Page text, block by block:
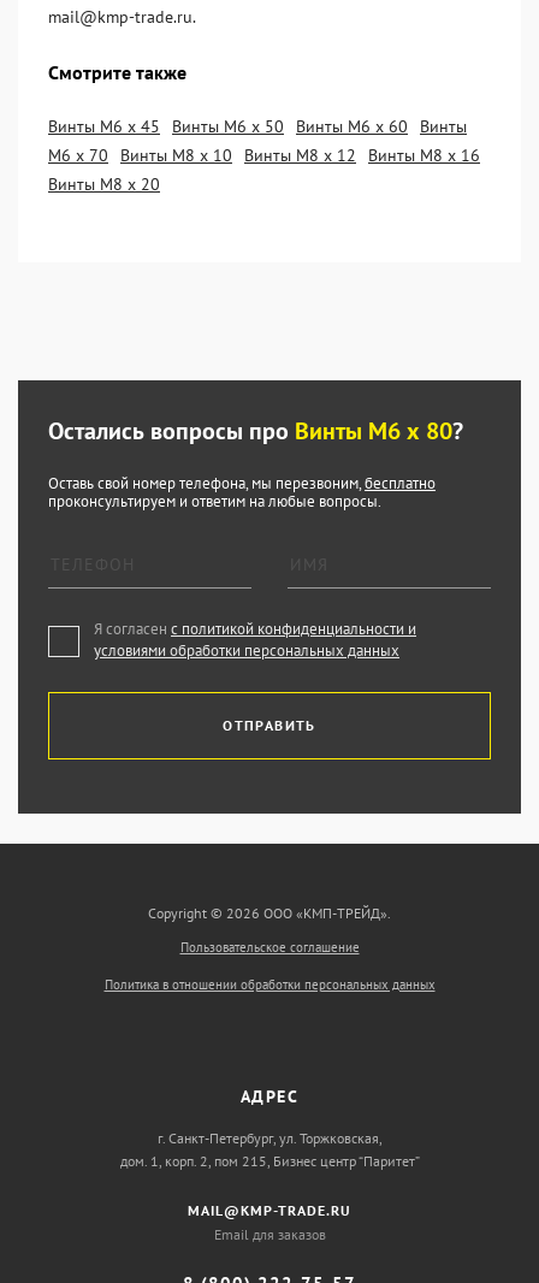
mail@kmp-trade.ru.
Смотрите также
Винты М6 х 45 Винты М6 х 50 Винты М6 х 60
Винты
М6 х 70
Винты М8 х 10 Винты М8 х 12
Винты М8 х 16
Винты М8 х 20
Остались вопросы про Винты М6 х 80?
Оставь свой номер телефона, мы перезвоним,бесплатно
проконсультируем и ответим на любые вопросы.
Я согласен с политикой конфиденциальности и
условиями обработки персональных данных
ОТПРАВИТЬ
Copyright © 2026 ООО «КМП-ТРЕЙД».
Пользовательское соглашение
Политика в отношении обработки персональных данных
АДРЕС
г. Санкт-Петербург, ул. Торжковская,
дом. 1, корп. 2, пом 215, Бизнес центр “Паритет”
MAIL@KMP-TRADE.RU
Email для заказов